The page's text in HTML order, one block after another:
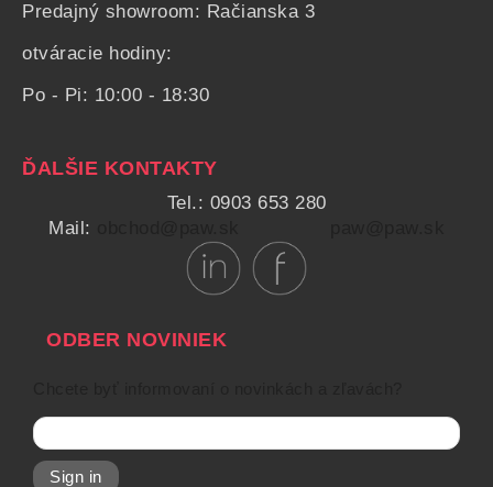
Predajný showroom: Račianska 3
otváracie hodiny:
Po - Pi: 10:00 - 18:30
ĎALŠIE KONTAKTY
Tel.: 0903 653 280
Mail:
ODBER NOVINIEK
Sign in